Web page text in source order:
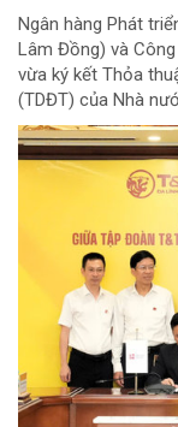
Ngân hàng Phát
Lâm Đồng) và
vừa ký kết Thỏa
(TDĐT) của Nhà